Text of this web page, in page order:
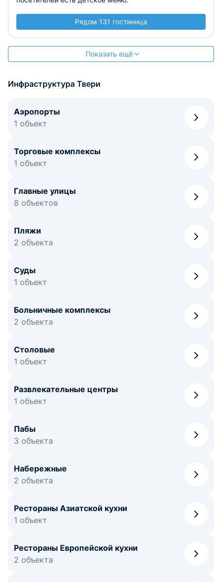
Рядом 131 гостиница
Показать ещё
Инфраструктура Твери
Аэропорты
1 объект
Торговые комплексы
1 объект
Главные улицы
8 объектов
Пляжи
2 объекта
Суды
1 объект
Больничные комплексы
2 объекта
Столовые
1 объект
Развлекательные центры
1 объект
Пабы
3 объекта
Набережные
2 объекта
Рестораны Азиатской кухни
1 объект
Рестораны Европейской кухни
2 объекта